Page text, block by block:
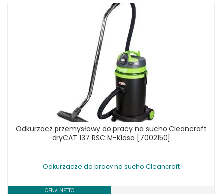
Odkurzacz przemysłowy do pracy na sucho Cleancraft
dryCAT 137 RSC M-Klasa [7002150]
Odkurzacze do pracy na sucho Cleancraft
CENA NETTO